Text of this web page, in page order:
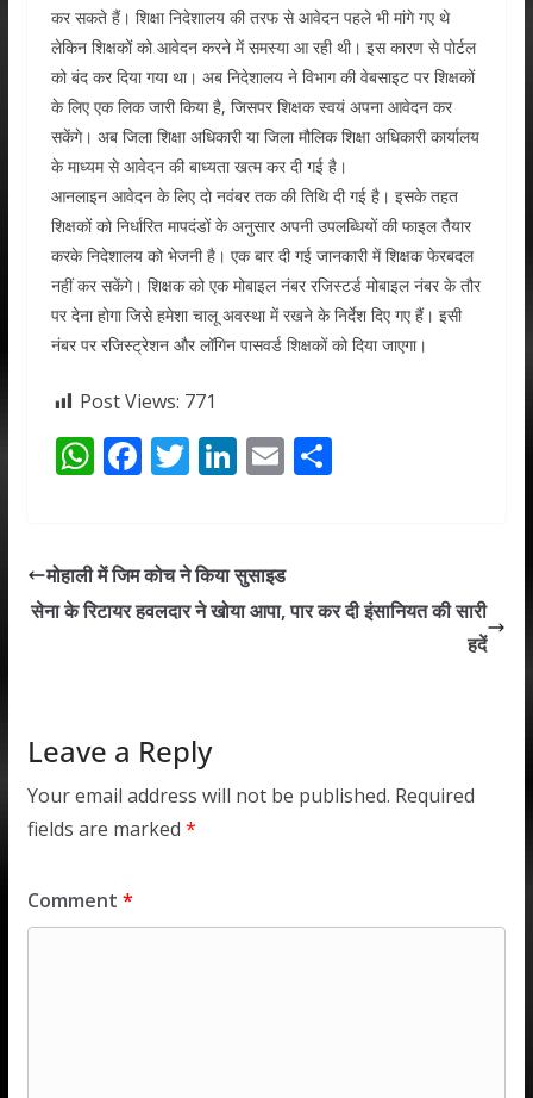
कर सकते हैं। शिक्षा निदेशालय की तरफ से आवेदन पहले भी मांगे गए थे
लेकिन शिक्षकों को आवेदन करने में समस्या आ रही थी। इस कारण से पोर्टल
को बंद कर दिया गया था। अब निदेशालय ने विभाग की वेबसाइट पर शिक्षकों
के लिए एक लिक जारी किया है, जिसपर शिक्षक स्वयं अपना आवेदन कर
सकेंगे। अब जिला शिक्षा अधिकारी या जिला मौलिक शिक्षा अधिकारी कार्यालय
के माध्यम से आवेदन की बाध्यता खत्म कर दी गई है।
आनलाइन आवेदन के लिए दो नवंबर तक की तिथि दी गई है। इसके तहत
शिक्षकों को निर्धारित मापदंडों के अनुसार अपनी उपलब्धियों की फाइल तैयार
करके निदेशालय को भेजनी है। एक बार दी गई जानकारी में शिक्षक फेरबदल
नहीं कर सकेंगे। शिक्षक को एक मोबाइल नंबर रजिस्टर्ड मोबाइल नंबर के तौर
पर देना होगा जिसे हमेशा चालू अवस्था में रखने के निर्देश दिए गए हैं। इसी
नंबर पर रजिस्ट्रेशन और लॉगिन पासवर्ड शिक्षकों को दिया जाएगा।
Post Views: 771
W
s
A
F
b
o
T
er
Li
e
dI
E
l
S
मोहाली में जिम कोच ने किया सुसाइड
सेना के रिटायर हवलदार ने खोया आपा, पार कर दी इंसानियत की सारी
हदें
Leave a Reply
Your email address will not be published. Required
fields are marked *
Comment *